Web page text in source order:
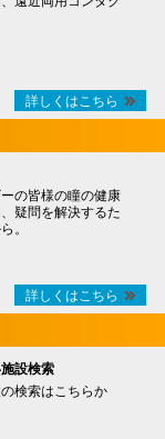
詳しくはこちら
の皆様の瞳の健康
疑問を解決するた
。
詳しくはこちら
設検索
検索はこちらか